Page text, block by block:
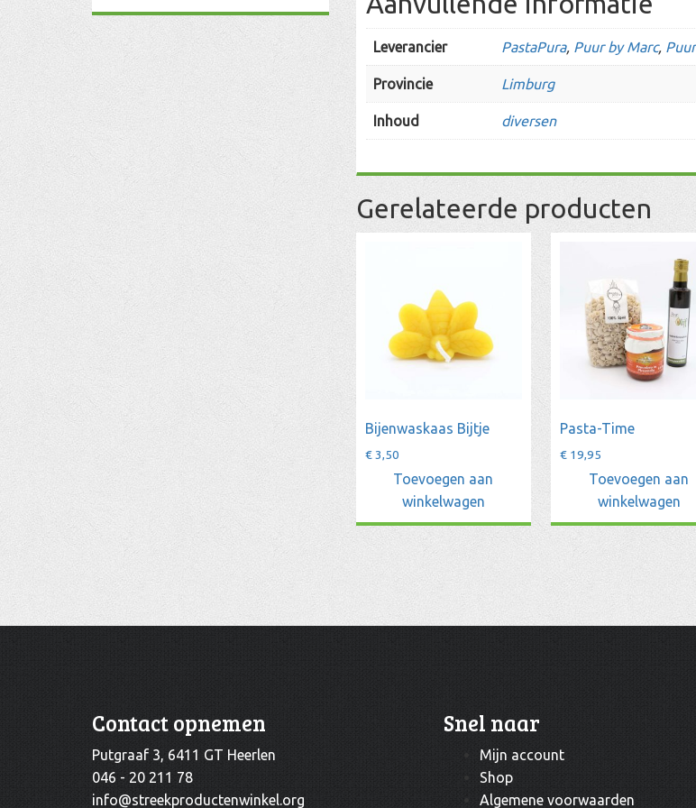
Leverancier PastaPura, Puur by Marc,
Provincie Limburg
Inhoud diversen
Gerelateerde producten
Bijenwaskaas Bijtje
€3,50
Toevoegen aan
winkelwagen
Pasta-Time
€ 19,95
Toevoegen aan
winkelwagen
Contact opnemen
Putgraaf 3, 6411 GT Heerlen
046 - 20 211 78
info@streekproductenwinkel.org
Snel naar
Mijn account
Shop
Algemene voorwaarden